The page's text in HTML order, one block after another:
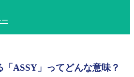
ASSY」ってどんな意味？